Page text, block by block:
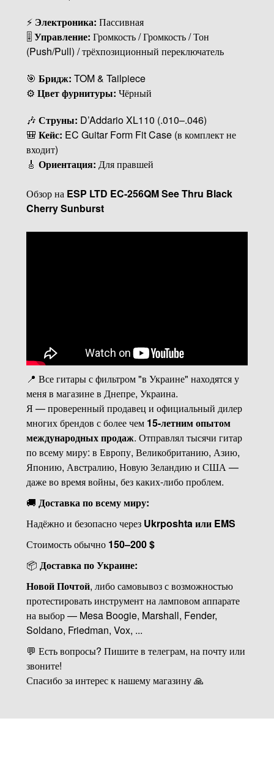
⚡ Электроника: Пассивная
🎚Управление: Громкость / Громкость / Тон
(Push/Pull) / трёхпозиционный переключатель
🎯 Бридж: TOM & Tailpiece
⚙ Цвет фурнитуры: Чёрный
🎶 Струны: D’Addario XL110 (.010–.046)
🎒 Кейс: EC Guitar Form Fit Case (в комплект не
входит)
🎸 Ориентация: Для правшей
Обзор на ESP LTD EC-256QM See Thru Black
Cherry Sunburst
📍 Все гитары с фильтром "в Украине" находятся у
меня в магазине в Днепре, Украина.
Я — проверенный продавец и официальный дилер
многих брендов с более чем 15-летним опытом
международных продаж. Отправлял тысячи гитар
по всему миру: в Европу, Великобританию, Азию,
Японию, Австралию, Новую Зеландию и США —
даже во время войны, без каких-либо проблем.
🚚 Доставка по всему миру:
Надёжно и безопасно через Ukrposhta или EMS
Стоимость обычно 150–200 $
📦 Доставка по Украине:
Новой Почтой, либо самовывоз с возможностью
протестировать инструмент на ламповом аппарате
на выбор — Mesa Boogie, Marshall, Fender,
Soldano, Friedman, Vox, ...
💬 Есть вопросы? Пишите в телеграм, на почту или
звоните!
Спасибо за интерес к нашему магазину 🙏